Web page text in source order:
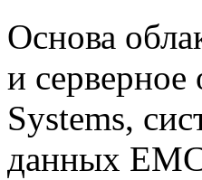
Основа
и серверное
Systems,
данных